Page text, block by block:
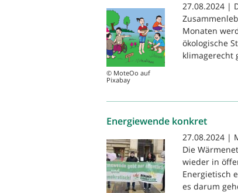
© MoteOo auf
Pixabay
27.08.2024 |
Monaten
ökologische
klimagerecht
Energiewende konkret
27.08.2024 |
Die
wieder in
Energietisch
es darum